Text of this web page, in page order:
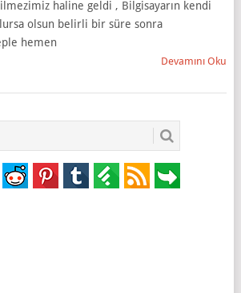
haline geldi , Bilgisayarın kendi
olsun belirli bir süre sonra
hemen
Devamını Oku